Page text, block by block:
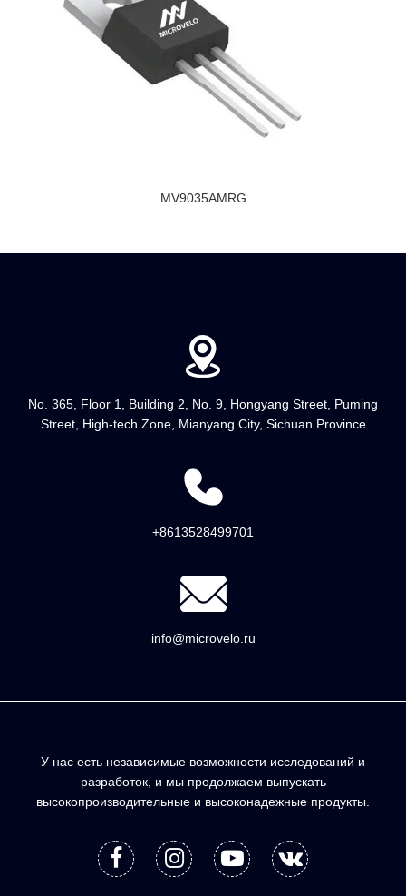
MV9035AMRG
No. 365, Floor 1, Building 2, No. 9, Hongyang Street, Puming
Street, High-tech Zone, Mianyang City, Sichuan Province
+8613528499701
info@microvelo.ru
У нас есть независимые возможности исследований и
разработок, и мы продолжаем выпускать
высокопроизводительные и высоконадежные продукты.